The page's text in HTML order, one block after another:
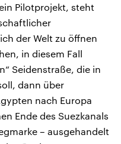
Pilotprojekt, steht
der Welt zu öffnen
in diesem Fall
Seidenstraße, die in
dann über
nach Europa
Ende des Suezkanals
– ausgehandelt